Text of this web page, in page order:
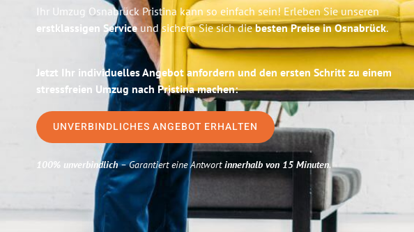
Ihr Umzug Osnabrück Pristina kann so einfach sein! Erleben Sie unseren
erstklassigen Serviceund sichern Sie sich diebesten Preise in Osnabrück.
Jetzt Ihr individuelles Angebot anfordern und den ersten Schritt zu einem
stressfreien Umzug nach Pristina machen:
UNVERBINDLICHES ANGEBOT ERHALTEN
100% unverbindlich– Garantiert eine Antwortinnerhalb von 15 Minuten.